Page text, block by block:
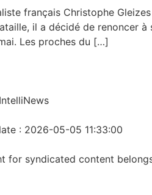
français Christophe
il a décidé de renoncer à
Les proches du […]
: 2026-05-05 11:33:00
for syndicated content